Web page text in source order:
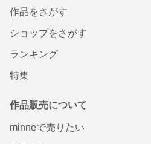
作品をさがす
ショップをさがす
ランキング
特集
作品販売について
minneで売りたい